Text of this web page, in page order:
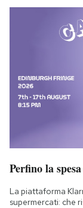
Perfino la
La piattaforma
supermercati: che